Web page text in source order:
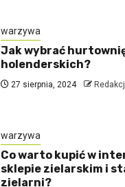
warzywa
Jak wybrać
holenderskich?
27 sierpnia, 2024
warzywa
Co warto kupić w
sklepie zielarskim i
zielarni?